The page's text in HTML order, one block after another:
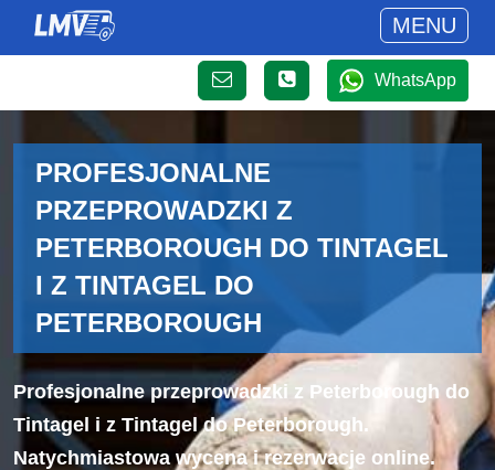
MENU
WhatsApp
PROFESJONALNE
PRZEPROWADZKI Z
PETERBOROUGH DO TINTAGEL
I Z TINTAGEL DO
PETERBOROUGH
Profesjonalne przeprowadzki z Peterborough do
Tintagel i z Tintagel do Peterborough.
Natychmiastowa wycena i rezerwacje online.